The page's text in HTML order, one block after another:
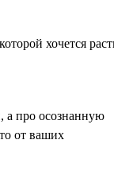
а про осознанную
от ваших